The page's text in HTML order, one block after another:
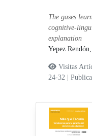
The gases
cognitive-
explanation
Yepez
Visitas
24-32
|